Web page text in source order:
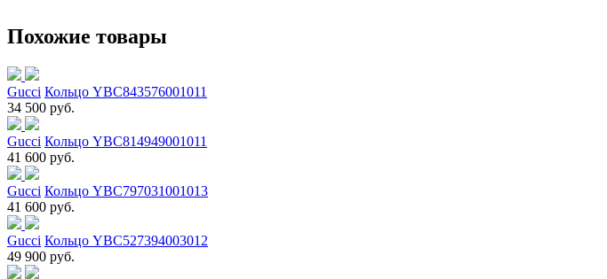
Похожие товары
Gucci Кольцо YBC843576001011
34 500 руб.
Gucci Кольцо YBC814949001011
41 600 руб.
Gucci Кольцо YBC797031001013
41 600 руб.
Gucci Кольцо YBC527394003012
49 900 руб.